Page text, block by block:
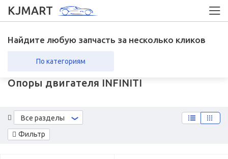
KJMART
Найдите любую запчасть за несколько кликов
По категориям
Опоры двигателя INFINITI
Фильтр
Все разделы